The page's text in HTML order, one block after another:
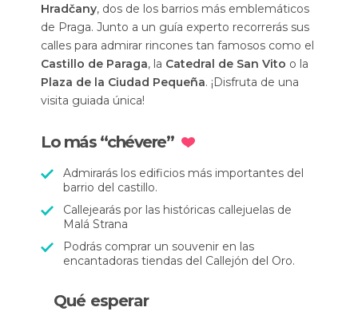
Hradčany, dos de los barrios más emblemáticos
de Praga. Junto a un guía experto recorrerás sus
calles para admirar rincones tan famosos como el
Castillo de Paraga, la Catedral de San Vito o la
Plaza de la Ciudad Pequeña. ¡Disfruta de una
visita guiada única!
Lo más “chévere”
Admirarás los edificios más importantes del
barrio del castillo.
Callejearás por las históricas callejuelas de
Malá Strana
Podrás comprar un souvenir en las
encantadoras tiendas del Callejón del Oro.
Qué esperar